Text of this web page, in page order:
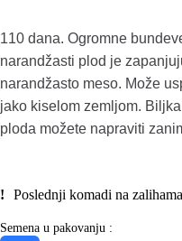
110 dana. Ogromne
narandžasti plod je
narandžasto meso. Može
jako kiselom zemljom.
ploda možete napraviti
Poslednji komadi na zalihama
Semena u pakovanju :